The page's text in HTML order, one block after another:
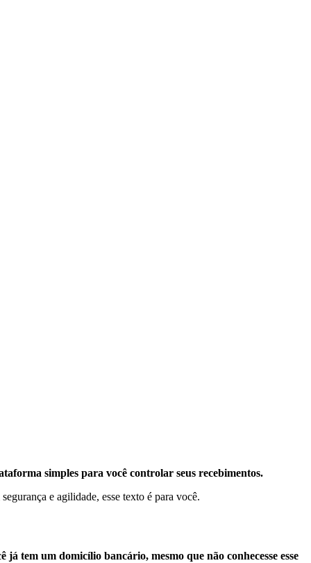
simples para você controlar seus recebimentos.
e agilidade, esse texto é para você.
já tem um domicílio bancário, mesmo que não conhecesse esse